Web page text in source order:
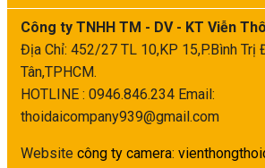
Công ty TNHH TM - DV - KT Viễn
Địa Chỉ: 452/27 TL 10,KP 15,P.Bình Trị
Tân,TPHCM.
HOTLINE : 0946.846.234 Email:
thoidaicompany939@gmail.com
Website công ty camera: